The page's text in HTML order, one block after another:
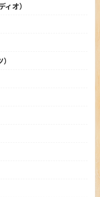
オ）